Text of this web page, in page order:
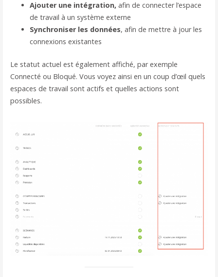
Ajouter une intégration, afin de connecter l’espace
de travail à un système externe
Synchroniser les données, afin de mettre à jour les
connexions existantes
Le statut actuel est également affiché, par exemple
Connecté ou Bloqué. Vous voyez ainsi en un coup d’œil quels
espaces de travail sont actifs et quelles actions sont
possibles.